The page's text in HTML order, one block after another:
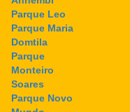
Parque Leo
Parque Maria
Domtila
Parque
Monteiro
Soares
Parque Novo